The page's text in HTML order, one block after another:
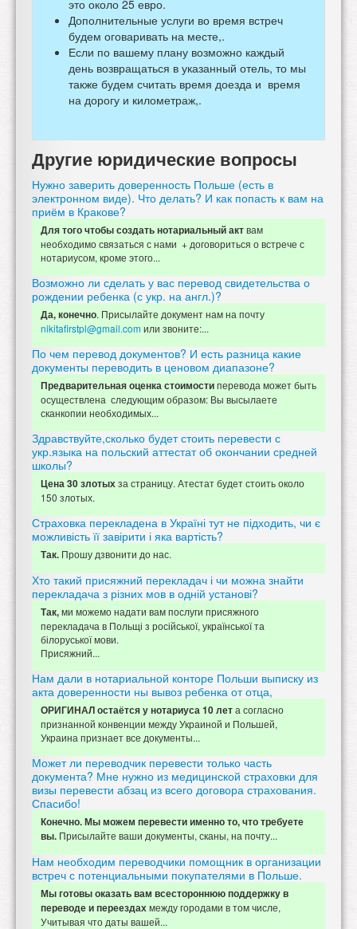
это около 25 евро.
Дополнительные услуги во время встреч
будем оговаривать на месте,.
Если по вашему плану возможно каждый
день возвращаться в указанный отель, то мы
также будем считать время доезда и время
на дорогу и километраж,.
Другие юридические вопросы
Нужно заверить доверенность Польше (есть в
электронном виде). Что делать? И как попасть к вам на
приём в Кракове?
Для того чтобы создать нотариальный актвам
необходимо связаться с нами + договориться о встрече с
нотариусом, кроме этого...
Возможно ли сделать у вас перевод свидетельства о
рождении ребенка (с укр. на англ.)?
Да, конечно. Присылайте документ нам на почту
nikitafirstpl@gmail.com или звоните:...
По чем перевод документов? И есть разница какие
документы переводить в ценовом диапазоне?
Предварительная оценка стоимостиперевода может быть
осуществлена следующим образом: Вы высылаете
сканкопии необходимых...
Здравствуйте,сколько будет стоить перевести с
укр.языка на польский аттестат об окончании средней
школы?
Цена 30 злотыхза страницу. Атестат будет стоить около
150 злотых.
Страховка перекладена в Україні тут не підходить, чи є
можливість її завірити і яка вартість?
Так. Прошу дзвонити до нас.
Хто такий присяжний перекладач і чи можна знайти
перекладача з різних мов в одній установі?
Так,ми можемо надати вам послуги присяжного
перекладача в Польщі з російської, української та
білоруської мови.
Присяжний...
Нам дали в нотариальной конторе Польши выписку из
акта доверенности ны вывоз ребенка от отца,
ОРИГИНАЛ остаётся у нотариуса 10 лета согласно
признанной конвенции между Украиной и Польшей,
Украина признает все документы...
Может ли переводчик перевести только часть
документа? Мне нужно из медицинской страховки для
визы перевести абзац из всего договора страхования.
Спасибо!
Конечно. Мы можем перевести именно то, что требуете
вы. Присылайте ваши документы, сканы, на почту...
Нам необходим переводчики помощник в организации
встреч с потенциальными покупателями в Польше.
Мы готовы оказать вам всестороннюю поддержку в
переводе и переездахмежду городами в том числе,
Учитывая что даты вашей...